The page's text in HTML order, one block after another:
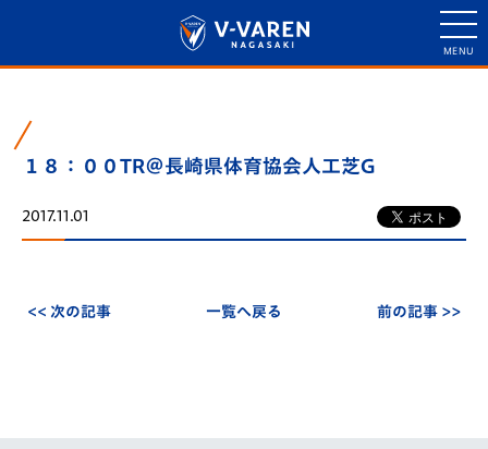
１８：００TR＠長崎県体育協会人工芝G
2017.11.01
<< 次の記事 一覧へ戻る 前の記事 >>